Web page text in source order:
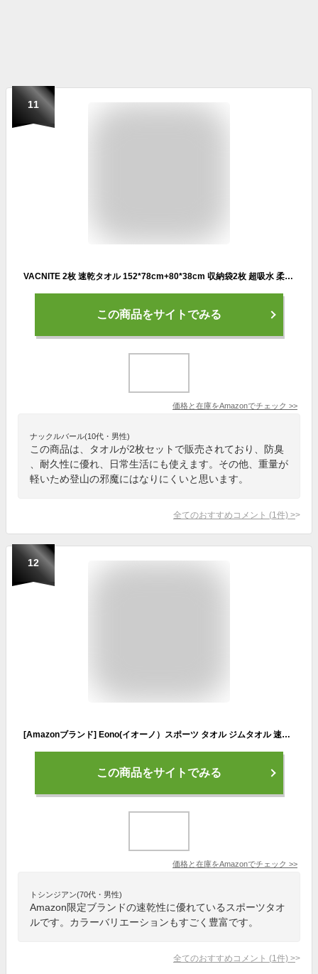
11
VACNITE 2枚 速乾タオル 152*78cm+80*38cm 収納袋2枚 超吸水 柔らかい 色褪せない 防臭 高い耐久性 軽量 湿気 梅雨対策 旅行タオル バスタオル 水泳/スポーツ/旅行/家庭用 (新規 アクアブルー)
この商品をサイトでみる
価格と在庫をAmazonでチェック >>
ナックルバール(10代・男性)
この商品は、タオルが2枚セットで販売されており、防臭
、耐久性に優れ、日常生活にも使えます。その他、重量が
軽いため登山の邪魔にはなりにくいと思います。
全てのおすすめコメント (1 件) >
12
[Amazonブランド] Eono(イオーノ）スポーツ タオル ジムタオル 速乾タオル 旅行 バスタオル 吸水速乾タオル 収納ボックス付き 超やわらかい 吸水 速乾 防臭 耐久性 持ち運び便利 登山 速乾 コンパクトタオル アウトドア・水泳・スポーツ・フィットネス・キャンプに最適 大人用 子供用 (ロイヤルブルー, XL)
この商品をサイトでみる
価格と在庫をAmazonでチェック >>
トシンジアン(70代・男性)
Amazon限定ブランドの速乾性に優れているスポーツタオ
ルです。カラーバリエーションもすごく豊富です。
全てのおすすめコメント (1 件) >